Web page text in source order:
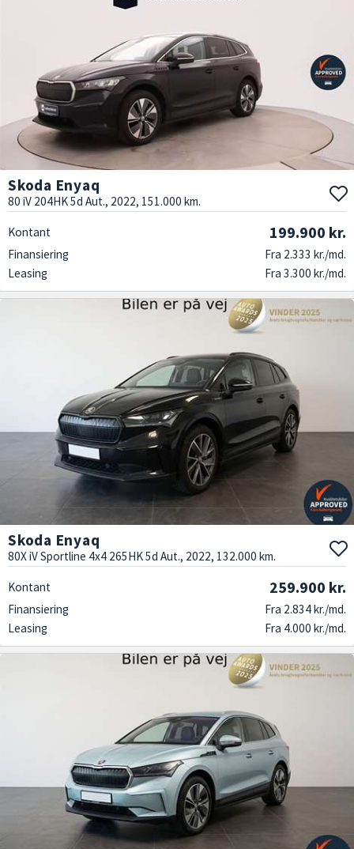
Skoda Enyaq
80 iV 204HK 5d Aut., 2022, 151.000 km.
Kontant 199.900 kr.
Finansiering
Fra 2.333 kr./md.
Leasing
Fra 3.300 kr./md.
Skoda Enyaq
80X iV Sportline 4x4 265HK 5d Aut., 2022, 132.000 km.
Kontant 259.900 kr.
Finansiering
Fra 2.834 kr./md.
Leasing
Fra 4.000 kr./md.